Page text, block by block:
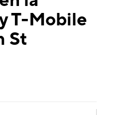
T-Mobile
St